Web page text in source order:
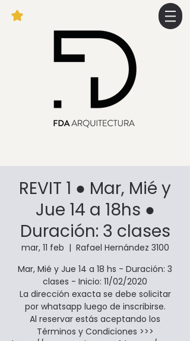
REVIT 1 ● Mar, Mié y
Jue 14 a 18hs ●
Duración: 3 clases
mar, 11 feb
  |
Rafael Hernández 3100
Mar, Mié y Jue 14 a 18 hs - Duración: 3
clases - Inicio: 11/02/2020
La dirección exacta se debe solicitar
por whatsapp luego de inscribirse.
Al reservar estás aceptando los
Términos y Condiciones >>>